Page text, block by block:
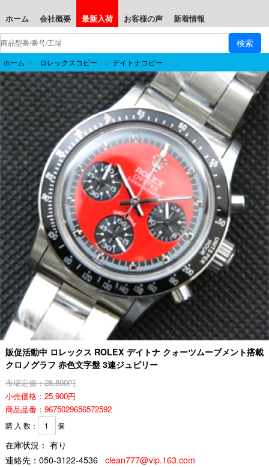
ホーム 会社概要 最新入荷 お客様の声 新着情報
ホーム > ロレックスコピー > デイトナコピー
販促活動中 ロレックス ROLEX デイトナ クォーツムーブメント搭載
クロノグラフ 赤色文字盤 3連ジュビリー
市場定価：28,800円
小売価格：25,900円
商品品番：9675029656572592
購 入 数： 個
在庫状況： 有り
連絡先： 050-3122-4536 clean777@vip.163.com